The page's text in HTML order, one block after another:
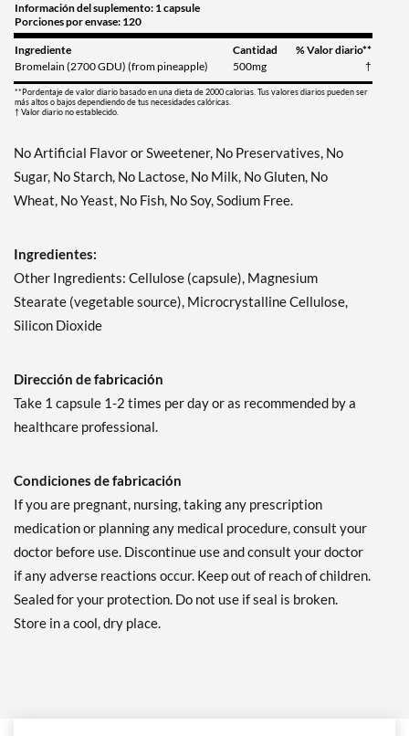
Información del suplemento: 1 capsule
Porciones por envase: 120
Ingrediente Cantidad
% Valor diario**
Bromelain (2700 GDU) (from pineapple)
500mg †
**Pordentaje de valor diario basado en una dieta de 2000 calorias. Tus valores diarios pueden ser
más altos o bajos dependiendo de tus necesidades calóricas.
† Valor diario no establecido.
No Artificial Flavor or Sweetener, No Preservatives, No
Sugar, No Starch, No Lactose, No Milk, No Gluten, No
Wheat, No Yeast, No Fish, No Soy, Sodium Free.
Ingredientes:
Other Ingredients: Cellulose (capsule), Magnesium
Stearate (vegetable source), Microcrystalline Cellulose,
Silicon Dioxide
Dirección de fabricación
Take 1 capsule 1-2 times per day or as recommended by a
healthcare professional.
Condiciones de fabricación
If you are pregnant, nursing, taking any prescription
medication or planning any medical procedure, consult your
doctor before use. Discontinue use and consult your doctor
if any adverse reactions occur. Keep out of reach of children.
Sealed for your protection. Do not use if seal is broken.
Store in a cool, dry place.